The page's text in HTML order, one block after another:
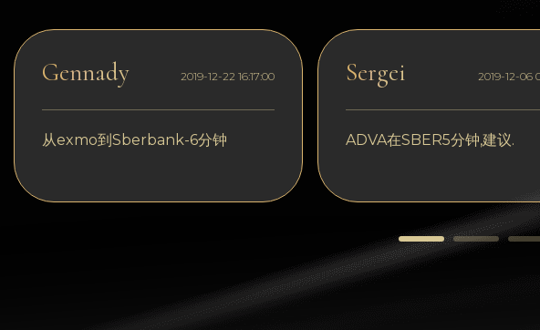
Solana
Polygon (POL)
Cardano (ADA)
Bitcoin SV (BSV)
Cosmos (ATOM)
Gennady 2019-12-22 16:17:00
从exmo到Sberbank-6分钟
Sergei 2019-12-06
ADVA在SBER5分钟,建议.